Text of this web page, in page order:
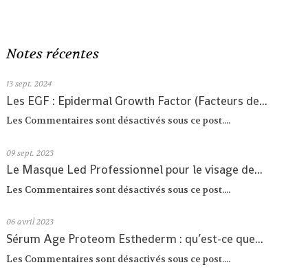
Notes récentes
13 sept. 2024
Les EGF : Epidermal Growth Factor (Facteurs de...
Les Commentaires sont désactivés sous ce post....
09 sept. 2023
Le Masque Led Professionnel pour le visage de...
Les Commentaires sont désactivés sous ce post....
06 avril 2023
Sérum Age Proteom Esthederm : qu’est-ce que...
Les Commentaires sont désactivés sous ce post....